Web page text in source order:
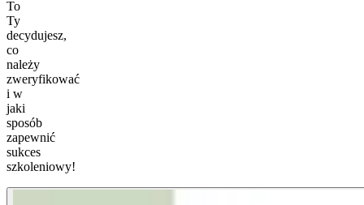
To
Ty
decydujesz,
co
należy
zweryfikować
i w
jaki
sposób
zapewnić
sukces
szkoleniowy!